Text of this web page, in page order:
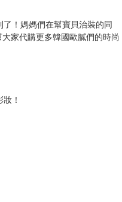
！媽媽們在幫寶貝治裝的同
家代購更多韓國歐膩們的時尚
！
任何想找的韓國商品，都非常歡
官網尋寶、報價！